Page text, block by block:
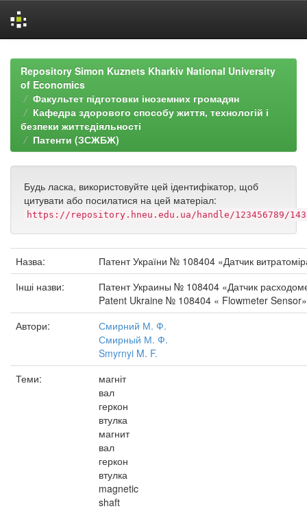
navigationRepository Simon Kuznets Kharkiv National University
of Economics
Факультет підготовки іноземних громадян
Кафедра здорового способу життя, технологій і
безпеки життєдіяльності
Патенти (ЗСЖБЖ)
Будь ласка, використовуйте цей ідентифікатор, щоб
цитувати або посилатися на цей матеріал:
https://repository.hneu.edu.ua/handle/123456789/
Назва:
Патент України № 108404 «Датчик
Інші назви:
Патент Украины № 108404 «Датчик
Patent Ukraine № 108404 « Flowmeter Sensor»
Автори:
Смирний М. Ф.
Смирный М. Ф.
Smyrnyi M. F.
Теми:
магніт
вал
геркон
втулка
магнит
вал
геркон
втулка
magnetic
shaft